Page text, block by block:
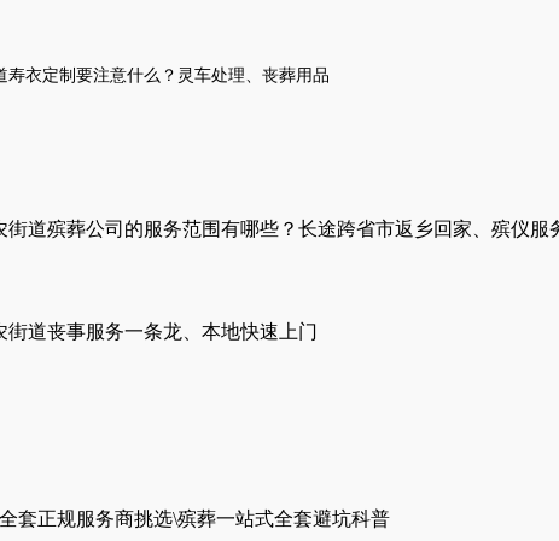
寿衣定制 要注意什么？ 灵车处理 丧葬用品
街道殡葬公司的服务范围有哪些？长途跨省市返乡回家、殡仪服
街道丧事服务一条龙、本地快速上门
套正规服务商挑选\殡葬一站式全套避坑科普